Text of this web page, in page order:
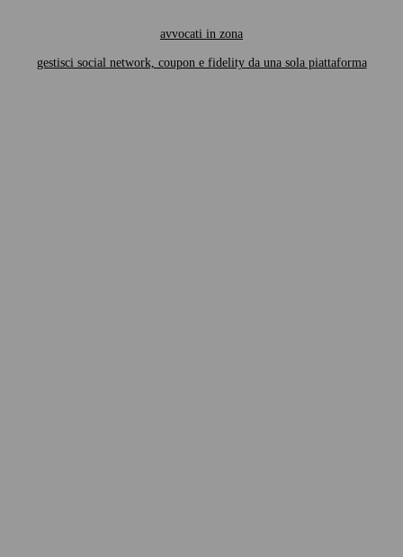
avvocati in zona
gestisci social network, coupon e fidelity da una sola piattaforma